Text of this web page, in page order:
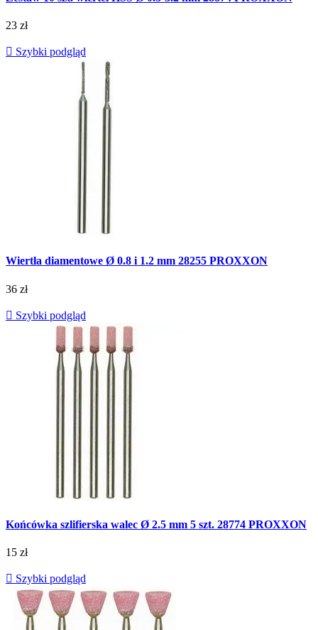
23 zł
 Szybki podgląd
Wiertła diamentowe Ø 0.8 i 1.2 mm 28255 PROXXON
36 zł
 Szybki podgląd
Końcówka szlifierska walec Ø 2.5 mm 5 szt. 28774 PROXXON
15 zł
 Szybki podgląd